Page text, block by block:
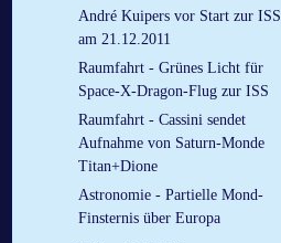
André Kuipers vor Start zur ISS
am 21.12.2011
Raumfahrt - Grünes Licht für
Space-X-Dragon-Flug zur ISS
Raumfahrt - Cassini sendet
Aufnahme von Saturn-Monde
Titan+Dione
Astronomie - Partielle Mond-
Finsternis über Europa